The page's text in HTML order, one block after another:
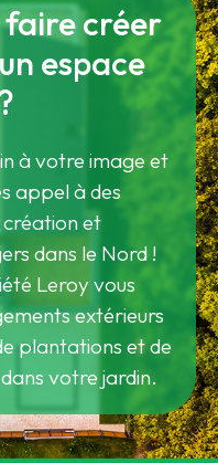
faire créer
espace
à votre image et
appel à des
création et
dans le Nord !
Leroy vous
extérieurs
plantations et de
votre jardin.